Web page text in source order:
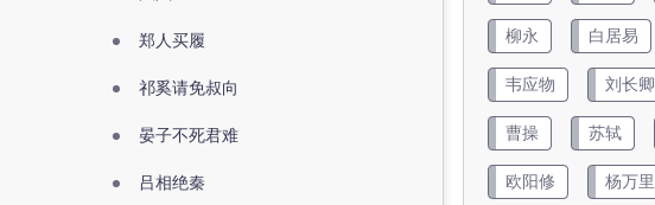
郑人买履
祁奚请免叔向
晏子不死君难
吕相绝秦
柳永 白居易
韦应物 刘长卿
曹操 苏轼
欧阳修 杨万里